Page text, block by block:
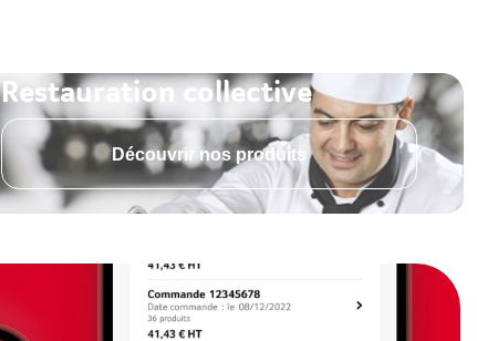
Restauration collective
Découvrir nos produits